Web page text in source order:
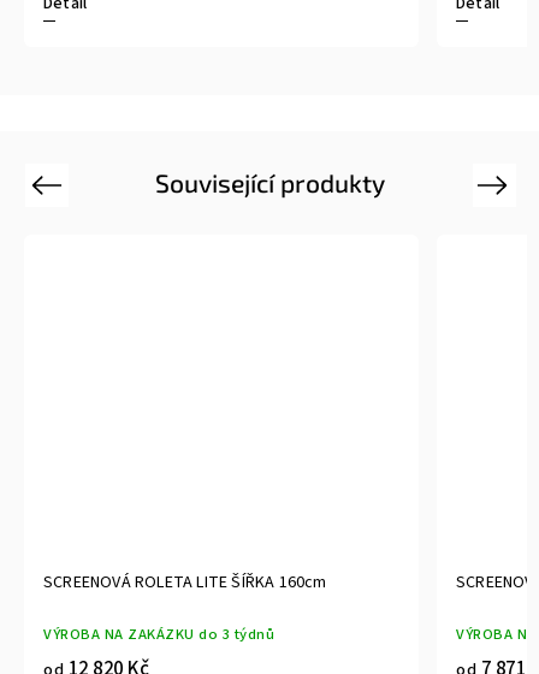
Související produkty
Previous
SCREENOVÁ ROLETA LITE ŠÍŘKA 50cm
VÝROBA NA ZAKÁZKU do 3 týdnů
Next